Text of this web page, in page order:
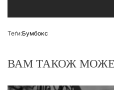
Теґи:Бумбокс
ВАМ ТАКОЖ